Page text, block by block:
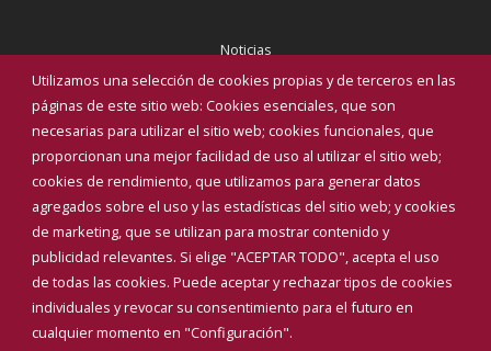
Utilizamos una selección de cookies propias y de terceros en las
páginas de este sitio web: Cookies esenciales, que son
necesarias para utilizar el sitio web; cookies funcionales, que
proporcionan una mejor facilidad de uso al utilizar el sitio web;
cookies de rendimiento, que utilizamos para generar datos
agregados sobre el uso y las estadísticas del sitio web; y cookies
de marketing, que se utilizan para mostrar contenido y
publicidad relevantes. Si elige "ACEPTAR TODO", acepta el uso
de todas las cookies. Puede aceptar y rechazar tipos de cookies
individuales y revocar su consentimiento para el futuro en
cualquier momento en "Configuración".
Noticias
Eventos
Corporación Municipal
Teléfonos de interés
INICIAR SESIÓN
MAPA WEB